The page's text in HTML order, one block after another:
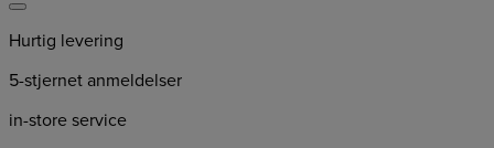
Hurtig levering
5-stjernet anmeldelser
in-store service